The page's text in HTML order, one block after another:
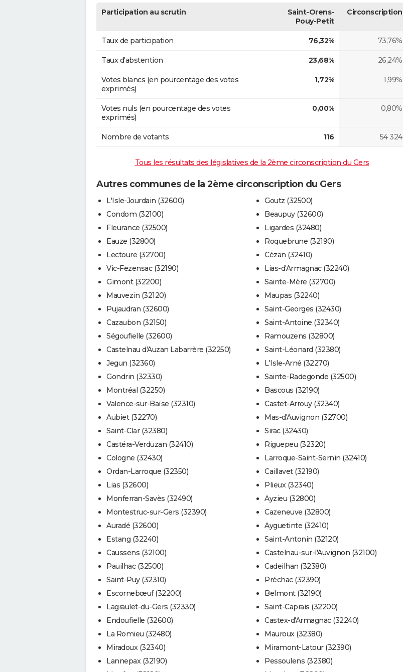
Participation au scrutin
Saint-Orens-
Pouy-Petit
Circonscription
Taux de participation 76,32% 73,76%
Taux d'abstention 23,68% 26,24%
Votes blancs (en pourcentage des votes
exprimés)
1,72% 1,99%
Votes nuls (en pourcentage des votes
exprimés)
0,00% 0,80%
Nombre de votants 116 54 324
Tous les résultats des législatives de la 2ème circonscription du Gers
Autres communes de la 2ème circonscription du Gers
L'Isle-Jourdain (32600)
Condom (32100)
Fleurance (32500)
Eauze (32800)
Lectoure (32700)
Vic-Fezensac (32190)
Gimont (32200)
Mauvezin (32120)
Pujaudran (32600)
Cazaubon (32150)
Ségoufielle (32600)
Castelnau d'Auzan Labarrère (32250)
Jegun (32360)
Gondrin (32330)
Montréal (32250)
Valence-sur-Baïse (32310)
Aubiet (32270)
Saint-Clar (32380)
Castéra-Verduzan (32410)
Cologne (32430)
Ordan-Larroque (32350)
Lias (32600)
Monferran-Savès (32490)
Montestruc-sur-Gers (32390)
Auradé (32600)
Estang (32240)
Caussens (32100)
Pauilhac (32500)
Saint-Puy (32310)
Escornebœuf (32200)
Lagraulet-du-Gers (32330)
Endoufielle (32600)
La Romieu (32480)
Miradoux (32340)
Lannepax (32190)
Goutz (32500)
Beaupuy (32600)
Ligardes (32480)
Roquebrune (32190)
Cézan (32410)
Lias-d'Armagnac (32240)
Sainte-Mère (32700)
Maupas (32240)
Saint-Georges (32430)
Saint-Antoine (32340)
Ramouzens (32800)
Saint-Léonard (32380)
L'Isle-Arné (32270)
Sainte-Radegonde (32500)
Bascous (32190)
Castet-Arrouy (32340)
Mas-d'Auvignon (32700)
Sirac (32430)
Riguepeu (32320)
Larroque-Saint-Sernin (32410)
Caillavet (32190)
Plieux (32340)
Ayzieu (32800)
Cazeneuve (32800)
Ayguetinte (32410)
Saint-Antonin (32120)
Castelnau-sur-l'Auvignon (32100)
Cadeilhan (32380)
Préchac (32390)
Belmont (32190)
Saint-Caprais (32200)
Castex-d'Armagnac (32240)
Mauroux (32380)
Miramont-Latour (32390)
Pessoulens (32380)